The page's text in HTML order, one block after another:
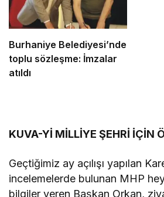
Burhaniye Belediyesi’nde
toplu sözleşme: İmzalar
atıldı
KUVA-Yİ MİLLİYE ŞEHRİ İÇİN
Geçtiğimiz ay açılışı yapılan
incelemelerde bulunan MHP
bilgiler veren Başkan Orkan,